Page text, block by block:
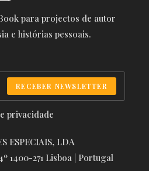
para projectos de autor
e histórias pessoais.
RECEBER NEWSLETTER
privacidade
ESPECIAIS, LDA
1400-271 Lisboa | Portugal